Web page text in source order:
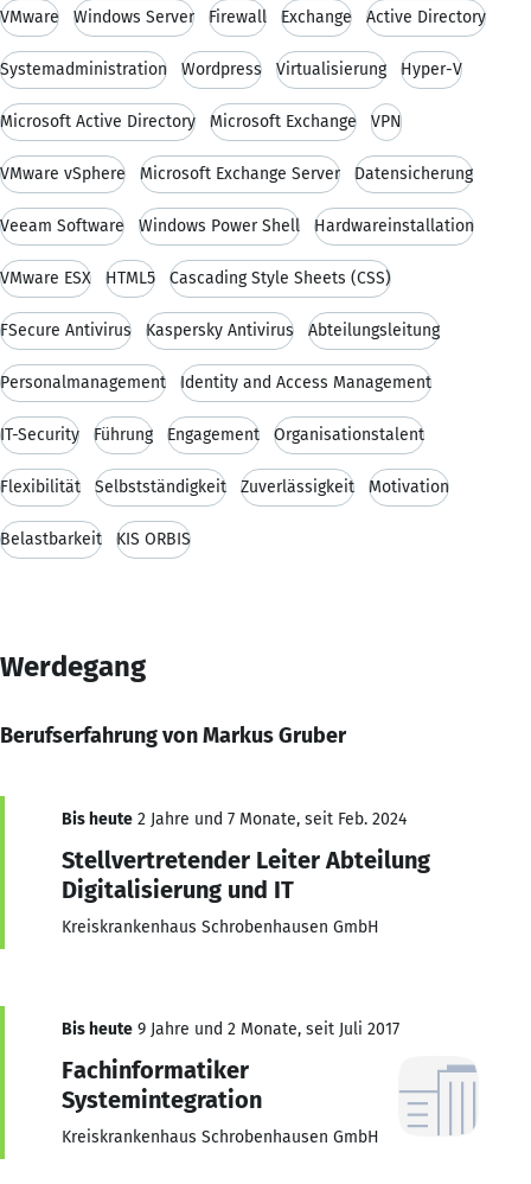
VMware Windows Server Firewall Exchange Active Directory
Systemadministration Wordpress Virtualisierung Hyper-V
Microsoft Active Directory Microsoft Exchange VPN
VMware vSphere Microsoft Exchange Server Datensicherung
Veeam Software Windows Power Shell Hardwareinstallation
VMware ESX HTML5 Cascading Style Sheets (CSS)
FSecure Antivirus Kaspersky Antivirus Abteilungsleitung
Personalmanagement Identity and Access Management
IT-Security Führung Engagement Organisationstalent
Flexibilität Selbstständigkeit Zuverlässigkeit Motivation
Belastbarkeit KIS ORBIS
Werdegang
Berufserfahrung von Markus Gruber
Bis heute 2 Jahre und 7 Monate, seit Feb. 2024
Stellvertretender Leiter Abteilung
Digitalisierung und IT
Kreiskrankenhaus Schrobenhausen GmbH
Bis heute 9 Jahre und 2 Monate, seit Juli 2017
Fachinformatiker
Systemintegration
Kreiskrankenhaus Schrobenhausen GmbH